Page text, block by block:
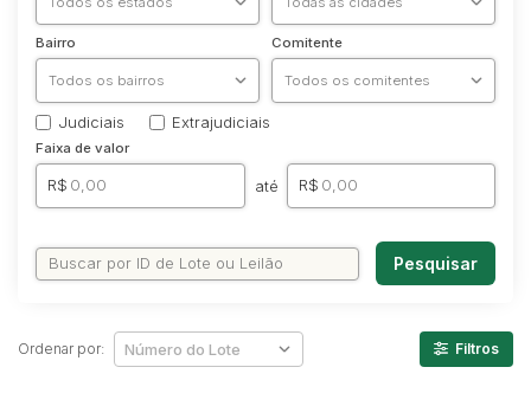
Ambulância
Caminhonetes
Carros
Máquina Varredeira
Motos
Pá Carregadeira
Utilitário & furgão
Bairro Comitente
Judiciais Extrajudiciais
Faixa de valor
R$ até R$
Pesquisar
Ordenar por: Filtros